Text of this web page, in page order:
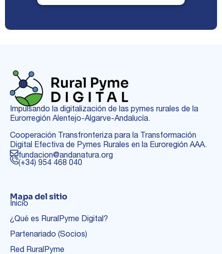
Impulsando la digitalización de las pymes rurales de la
Eurorregión Alentejo-Algarve-Andalucía.
Cooperación Transfronteriza para la Transformación
Digital Efectiva de Pymes Rurales en la Euroregión AAA.
fundacion@andanatura.org
(+34) 954 468 040
Mapa del sitio
Inicio
¿Qué es RuralPyme Digital?
Partenariado (Socios)
Red RuralPyme